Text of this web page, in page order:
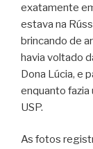
exatamente
estava na
brincando de
havia voltado
Dona Lúcia, e
enquanto fazia
USP.
As fotos